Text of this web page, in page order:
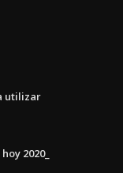
utilizar
2020_